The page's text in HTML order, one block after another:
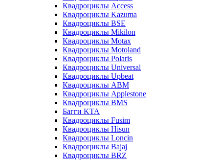
Квадроциклы Access
Квадроциклы Kazuma
Квадроциклы BSE
Квадроциклы Mikilon
Квадроциклы Motax
Квадроциклы Motoland
Квадроциклы Polaris
Квадроциклы Universal
Квадроциклы Upbeat
Квадроциклы ABM
Квадроциклы Applestone
Квадроциклы BMS
Багги KTA
Квадроциклы Fusim
Квадроциклы Hisun
Квадроциклы Loncin
Квадроциклы Bajaj
Квадроциклы BRZ